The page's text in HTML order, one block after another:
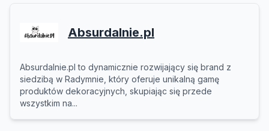
Absurdalnie.pl
Absurdalnie.pl to dynamicznie rozwijający się brand z
siedzibą w Radymnie, który oferuje unikalną gamę
produktów dekoracyjnych, skupiając się przede
wszystkim na...